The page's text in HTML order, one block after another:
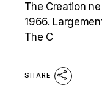
The Creation
1966.
The C
SHARE